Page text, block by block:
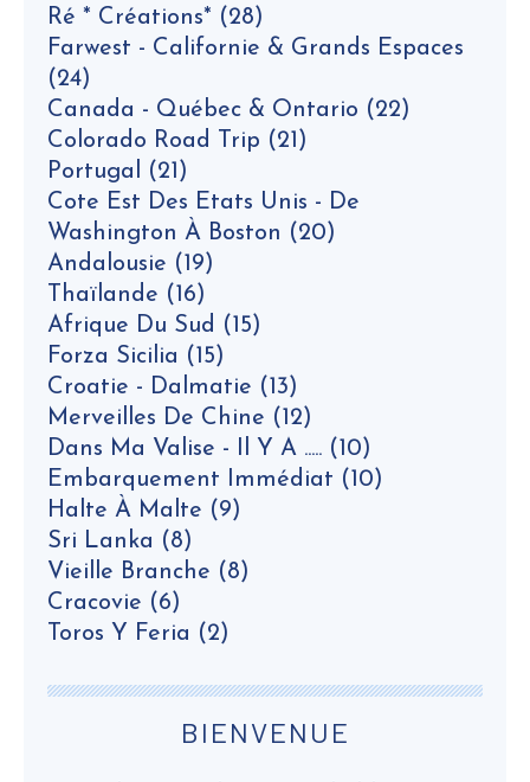
Ré * Créations* (28)
Farwest - Californie & Grands Espaces
(24)
Canada - Québec & Ontario (22)
Colorado Road Trip (21)
Portugal (21)
Cote Est Des Etats Unis - De
Washington À Boston (20)
Andalousie (19)
Thaïlande (16)
Afrique Du Sud (15)
Forza Sicilia (15)
Croatie - Dalmatie (13)
Merveilles De Chine (12)
Dans Ma Valise - Il Y A ..... (10)
Embarquement Immédiat (10)
Halte À Malte (9)
Sri Lanka (8)
Vieille Branche (8)
Cracovie (6)
Toros Y Feria (2)
BIENVENUE